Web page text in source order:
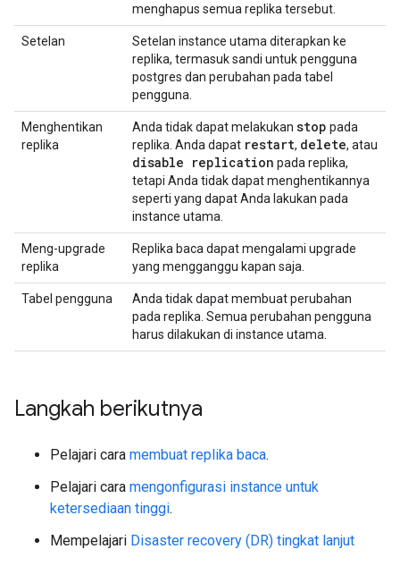
menghapus semua replika tersebut.
Setelan
Setelan instance utama diterapkan ke
replika, termasuk sandi untuk pengguna
postgres dan perubahan pada tabel
pengguna.
Menghentikan
replika
Anda tidak dapat melakukan stop pada
replika. Anda dapat restart, delete, atau
disable replication pada replika,
tetapi Anda tidak dapat menghentikannya
seperti yang dapat Anda lakukan pada
instance utama.
Meng-upgrade
replika
Replika baca dapat mengalami upgrade
yang mengganggu kapan saja.
Tabel pengguna
Anda tidak dapat membuat perubahan
pada replika. Semua perubahan pengguna
harus dilakukan di instance utama.
Langkah berikutnya
Pelajari cara membuat replika baca.
Pelajari cara mengonfigurasi instance untuk
ketersediaan tinggi.
Mempelajari Disaster recovery (DR) tingkat lanjut